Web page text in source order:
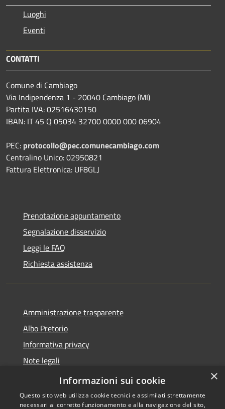
Luoghi
Eventi
CONTATTI
Comune di Cambiago
Via Indipendenza 1 - 20040 Cambiago (MI)
Partita IVA: 02516430150
IBAN: IT 45 Q 05034 32700 0000 000 06904
PEC: protocollo@pec.comunecambiago.com
Centralino Unico: 02950821
Fattura Elettronica: UF8GLJ
Prenotazione appuntamento
Segnalazione disservizio
Leggi le FAQ
Richiesta assistenza
Amministrazione trasparente
Albo Pretorio
Informativa privacy
Note legali
Dichiarazione di accessibilità
×
Informazioni sui cookie
Questo sito web utilizza cookie tecnici e assimilati strettamente
necessari al corretto funzionamento e alla navigazione del sito,